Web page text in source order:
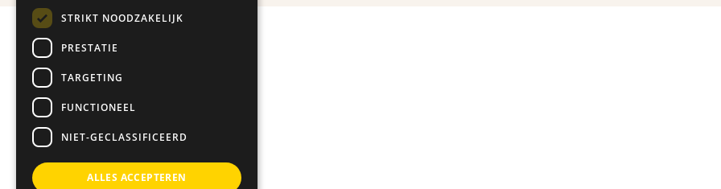
STRIKT NOODZAKELIJK
PRESTATIE
TARGETING
FUNCTIONEEL
NIET-GECLASSIFICEERD
ALLES ACCEPTEREN